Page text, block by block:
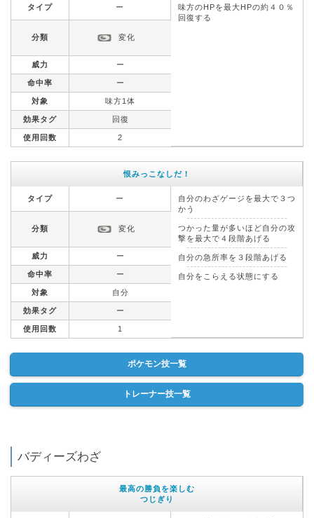
タイプ ー
味方のHPを最大HPの約４０％
回復する
分類 変化
威力 ー
命中率 ー
対象 味方1体
効果タグ 回復
使用回数 2
恨みっこなしだ！
タイプ ー
自分のわざゲージを最大で３つ
かう
つかった量が多いほど自分の攻
撃を最大で４段階あげる
自分の急所率を３段階あげる
自分をこらえる状態にする
分類 変化
威力 ー
命中率 ー
対象 自分
効果タグ ー
使用回数 1
ポケモン技一覧
トレーナー技一覧
バディーズわざ
最高の勝負を楽しむ
つじぎり